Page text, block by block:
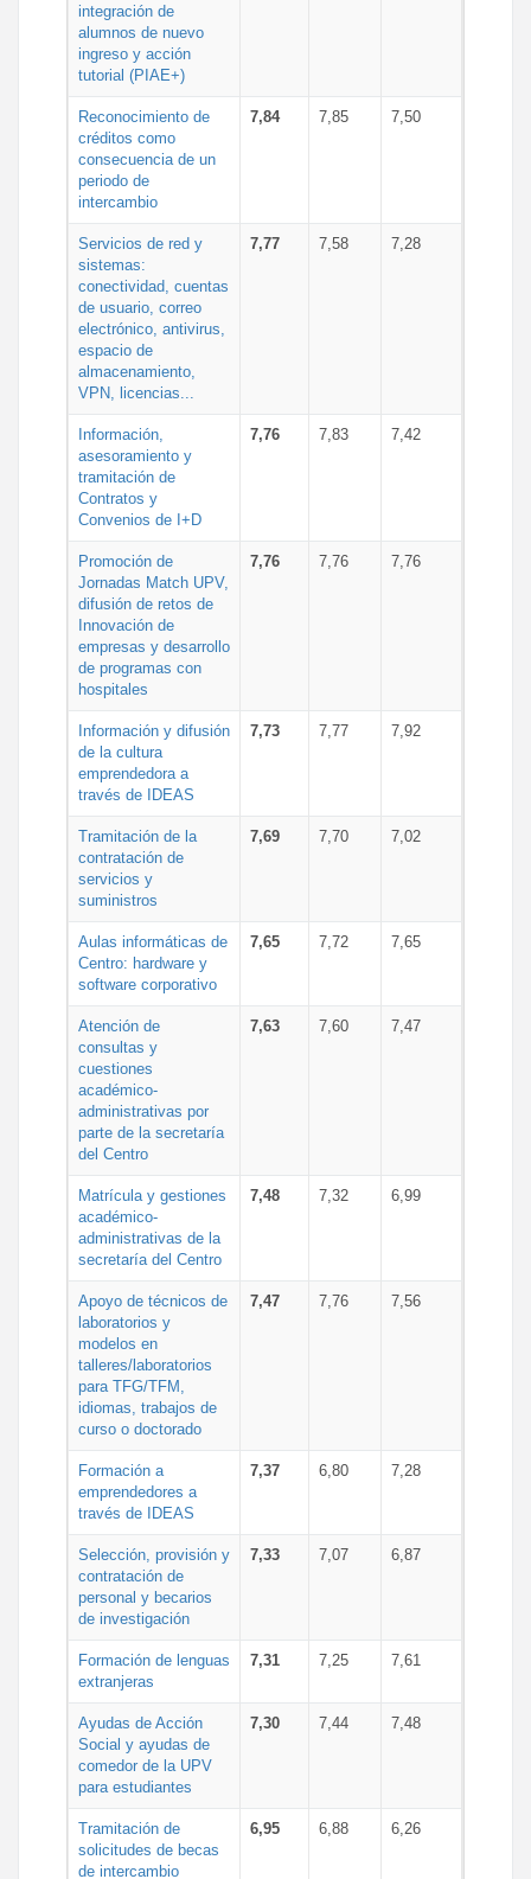
integración de
alumnos de nuevo
ingreso y acción
tutorial (PIAE+)
Reconocimiento de
créditos como
consecuencia de un
periodo de
intercambio
7,84 7,85 7,50
Servicios de red y
sistemas:
conectividad, cuentas
de usuario, correo
electrónico, antivirus,
espacio de
almacenamiento,
VPN, licencias...
7,77 7,58 7,28
Información,
asesoramiento y
tramitación de
Contratos y
Convenios de I+D
7,76 7,83 7,42
Promoción de
Jornadas Match UPV,
difusión de retos de
Innovación de
empresas y desarrollo
de programas con
hospitales
7,76 7,76 7,76
Información y difusión
de la cultura
emprendedora a
través de IDEAS
7,73 7,77 7,92
Tramitación de la
contratación de
servicios y
suministros
7,69 7,70 7,02
Aulas informáticas de
Centro: hardware y
software corporativo
7,65 7,72 7,65
Atención de
consultas y
cuestiones
académico-
administrativas por
parte de la secretaría
del Centro
7,63 7,60 7,47
Matrícula y gestiones
académico-
administrativas de la
secretaría del Centro
7,48 7,32 6,99
Apoyo de técnicos de
laboratorios y
modelos en
talleres/laboratorios
para TFG/TFM,
idiomas, trabajos de
curso o doctorado
7,47 7,76 7,56
Formación a
emprendedores a
través de IDEAS
7,37 6,80 7,28
Selección, provisión y
contratación de
personal y becarios
de investigación
7,33 7,07 6,87
Formación de lenguas
extranjeras
7,31 7,25 7,61
Ayudas de Acción
Social y ayudas de
comedor de la UPV
para estudiantes
7,30 7,44 7,48
Tramitación de
solicitudes de becas
de intercambio
6,95 6,88 6,26